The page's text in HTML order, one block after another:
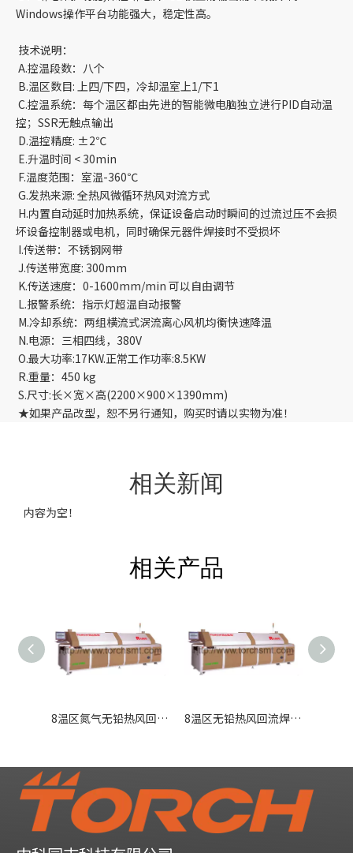
Windows操作平台功能强大，稳定性高。
技术说明：
A.控温段数：八个
B.温区数目: 上四/下四，冷却温室上1/下1
C.控温系统：每个温区都由先进的智能微电脑独立进行PID自动温
控；SSR无触点输出
D.温控精度: ±2℃
E.升温时间 < 30min
F.温度范围：室温-360℃
G.发热来源: 全热风微循环热风对流方式
H.内置自动延时加热系统，保证设备启动时瞬间的过流过压不会损
坏设备控制器或电机，同时确保元器件焊接时不受损坏
I.传送带：不锈钢网带
J.传送带宽度: 300mm
K.传送速度：0-1600mm/min 可以自由调节
L.报警系统：指示灯超温自动报警
M.冷却系统：两组横流式涡流离心风机均衡快速降温
N.电源：三相四线，380V
O.最大功率:17KW.正常工作功率:8.5KW
R.重量：450 kg
S.尺寸:长×宽×高(2200×900×1390mm)
★如果产品改型，恕不另行通知，购买时请以实物为准！
相关新闻
内容为空！
相关产品
8温区氮气无铅热风回流焊R1000N 8温区无铅热风回流焊R1000